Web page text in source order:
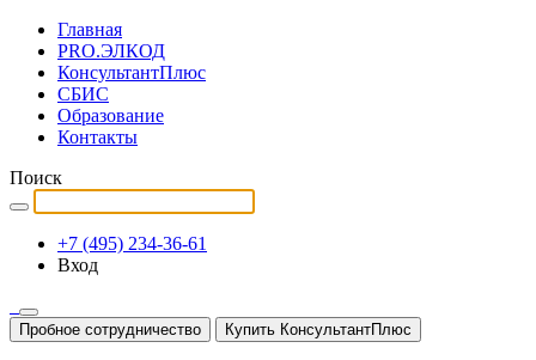
Главная
PRO.ЭЛКОД
КонсультантПлюс
СБИС
Образование
Контакты
Поиск
+7 (495) 234-36-61
Вход
Пробное сотрудничество Купить КонсультантПлюс